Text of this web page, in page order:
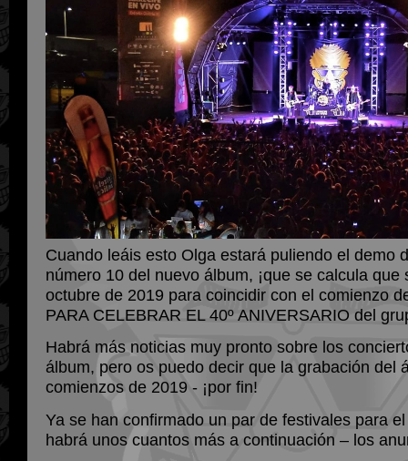
Cuando leáis esto Olga estará puliendo el demo
número 10 del nuevo álbum, ¡que se calcula que
octubre de 2019 para coincidir con el comienzo
PARA CELEBRAR EL 40º ANIVERSARIO del
Habrá más noticias muy pronto sobre los
álbum, pero os puedo decir que la grabación del
comienzos de 2019 - ¡por fin!
Ya se han confirmado un par de festivales para
habrá unos cuantos más a continuación – los